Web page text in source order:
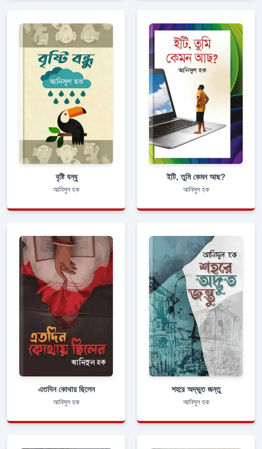
বৃষ্টি বন্ধু
আনিসুল হক
ইটি, তুমি কেমন আছ?
আনিসুল হক
এতদিন কোথায় ছিলেন
আনিসুল হক
শহরে অদ্ভুত জন্তু
আনিসুল হক